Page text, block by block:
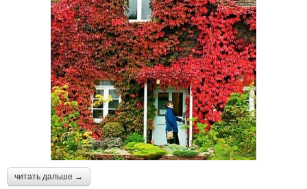
читать дальше →